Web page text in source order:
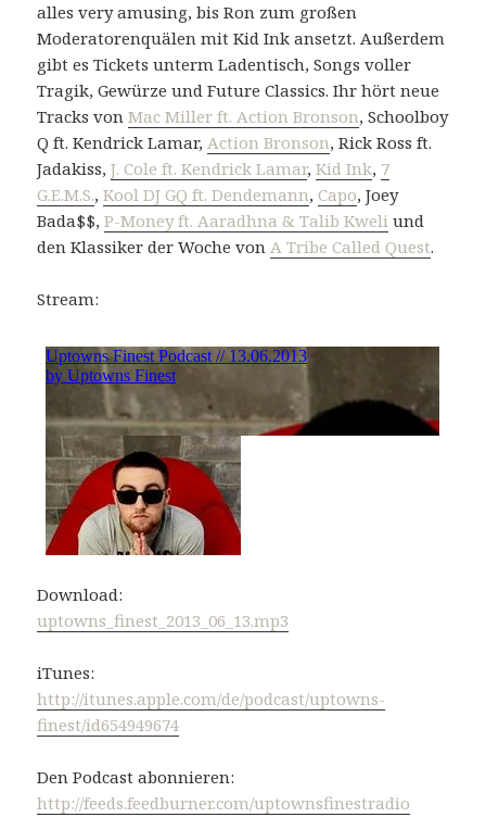
alles very amusing, bis Ron zum großen
Moderatorenquälen mit Kid Ink ansetzt. Außerdem
gibt es Tickets unterm Ladentisch, Songs voller
Tragik, Gewürze und Future Classics. Ihr hört neue
Tracks vonMac Miller ft. Action Bronson, Schoolboy
Q ft. Kendrick Lamar, Action Bronson, Rick Ross ft.
Jadakiss,J. Cole ft. Kendrick Lamar,Kid Ink, 7
G.E.M.S.,Kool DJ GQ ft. Dendemann, Capo, Joey
Bada$$,P-Money ft. Aaradhna & Talib Kweli und
den Klassiker der Woche von A Tribe Called Quest.
Stream:
Download:
uptowns_finest_2013_06_13.mp3
iTunes:
http://itunes.apple.com/de/podcast/uptowns-
finest/id654949674
Den Podcast abonnieren:
http://feeds.feedburner.com/uptownsfinestradio